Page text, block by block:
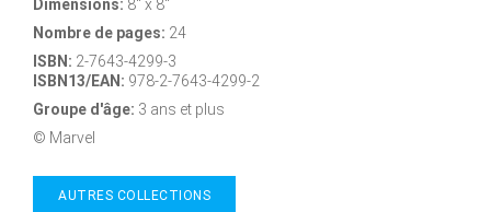
Dimensions: 8“ x 8“
Nombre de pages: 24
ISBN: 2-7643-4299-3
ISBN13/EAN: 978-2-7643-4299-2
Groupe d'âge: 3 ans et plus
© Marvel
AUTRES COLLECTIONS